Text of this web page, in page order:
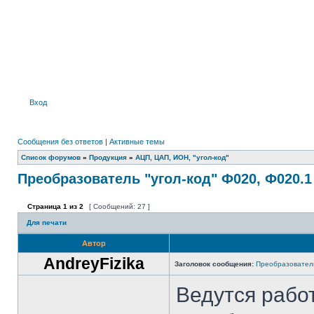
Вход
Сообщения без ответов | Активные темы
Список форумов » Продукция » АЦП, ЦАП, ИОН, "угол-код"
Преобразователь "угол-код" Ф020, Ф020.1
Страница 1 из 2 [ Сообщений: 27 ]
Для печати
Автор
AndreyFizika Заголовок сообщения:
Ведутся